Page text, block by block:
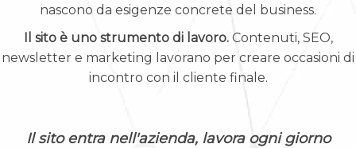
nascono da esigenze concrete del business.
Il sito è uno strumento di lavoro.Contenuti, SEO,
newsletter e marketing lavorano per creare occasioni di
incontro con il cliente finale.
Il sito entra nell'azienda, lavora ogni giorno